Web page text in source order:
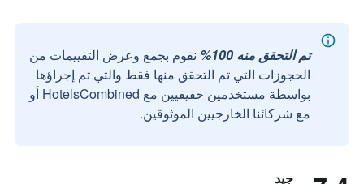
تم التحقق منه 100%
نقوم بجمع وعرض التقييمات من
الحجوزات التي تم التحقق منها فقط والتي تم إجراؤها
بواسطة مستخدمين حقيقيين مع HotelsCombined أو
مع شركائنا الخارجيين الموثوقين.
جيد